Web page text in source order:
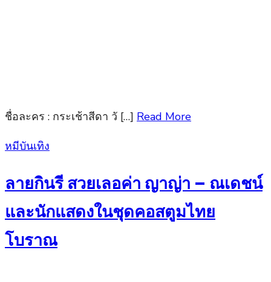
ชื่อละคร : กระเช้าสีดา วั […] Read More
Posted
หมีบันเทิง
ลายกินรี สวยเลอค่า ญาญ่า – ณเดชน์
และนักแสดงในชุดคอสตูมไทย
โบราณ